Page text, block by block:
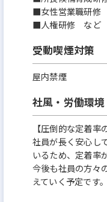
■女性営業職研修
■人権研修 など
受動喫煙対策
屋内禁煙
社風・労働環境
【圧倒的な定着率
社員が⻑く安心し
いるため、定着率
今後も社員の方々
えていく予定です。